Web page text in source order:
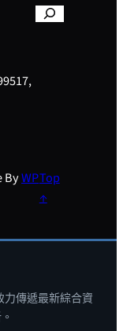
ByWPTop
↑
力傳遞最新綜合資